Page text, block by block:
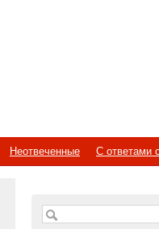
Неотвеченные
С ответами